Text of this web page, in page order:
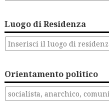
Luogo di Residenza
Orientamento politico